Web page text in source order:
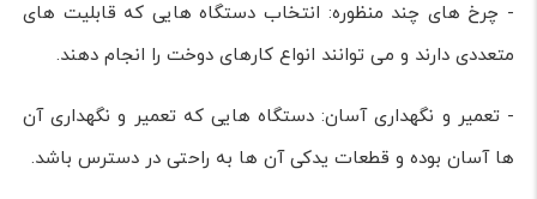
- چرخ های چند منظوره: انتخاب دستگاه هایی که قابلیت های
متعددی دارند و می توانند انواع کارهای دوخت را انجام دهند.
- تعمیر و نگهداری آسان: دستگاه هایی که تعمیر و نگهداری آن
ها آسان بوده و قطعات یدکی آن ها به راحتی در دسترس باشد.